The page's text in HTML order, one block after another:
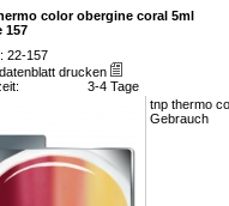
color obergine coral 5ml
157
22-157
drucken
3-4 Tage
tnp thermo
Gebrauch